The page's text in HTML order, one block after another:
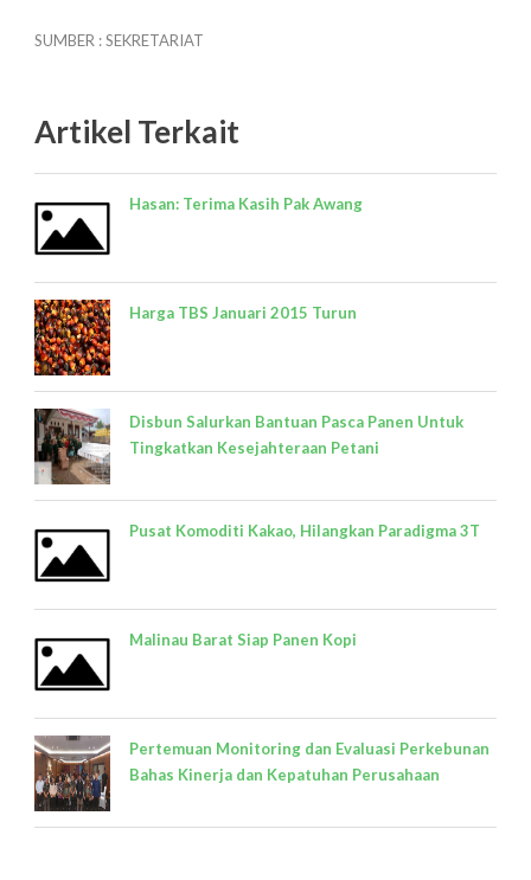
SUMBER : SEKRETARIAT
Artikel Terkait
Hasan: Terima Kasih Pak Awang
Harga TBS Januari 2015 Turun
Disbun Salurkan Bantuan Pasca Panen Untuk
Tingkatkan Kesejahteraan Petani
Pusat Komoditi Kakao, Hilangkan Paradigma 3T
Malinau Barat Siap Panen Kopi
Pertemuan Monitoring dan Evaluasi Perkebunan
Bahas Kinerja dan Kepatuhan Perusahaan